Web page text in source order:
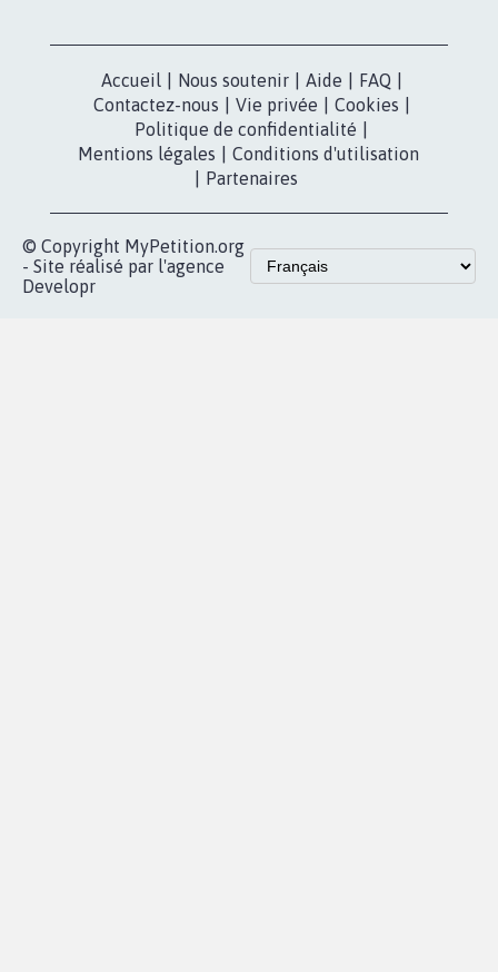
Accueil Nous soutenir Aide FAQ
Contactez-nous
Vie privée Cookies
Politique de confidentialité
Mentions légales
Conditions d'utilisation
Partenaires
© Copyright MyPetition.org
- Site réalisé par l'agence
Developr